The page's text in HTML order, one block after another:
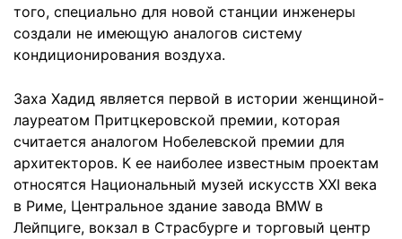
того, специально для новой станции инженеры
создали не имеющую аналогов систему
кондиционирования воздуха.
Заха Хадид является первой в истории женщиной-
лауреатом Притцкеровской премии, которая
считается аналогом Нобелевской премии для
архитекторов. К ее наиболее известным проектам
относятся Национальный музей искусств XXI века
в Риме, Центральное здание завода BMW в
Лейпциге, вокзал в Страсбурге и торговый центр